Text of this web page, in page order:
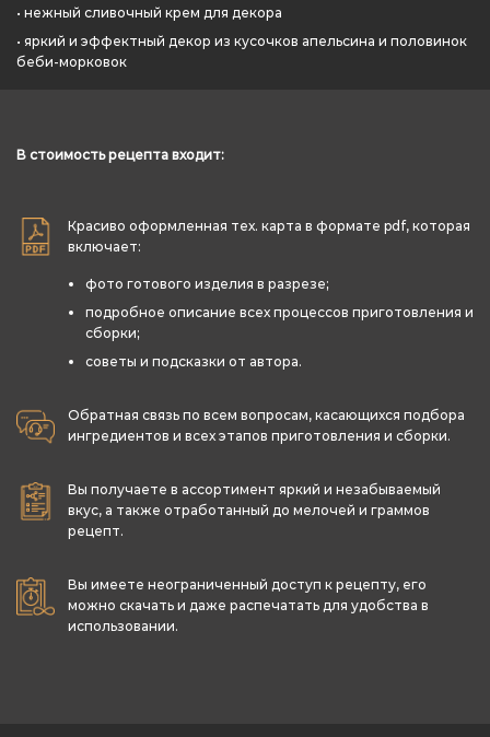
• нежный сливочный крем для декора
• яркий и эффектный декор из кусочков апельсина и половинок
беби-морковок
В стоимость рецепта входит:
Красиво оформленная тех. карта в формате pdf, которая
включает:
фото готового изделия в разрезе;
подробное описание всех процессов приготовления и
сборки;
советы и подсказки от автора.
Обратная связь по всем вопросам, касающихся подбора
ингредиентов и всех этапов приготовления и сборки.
Вы получаете в ассортимент яркий и незабываемый
вкус, а также отработанный до мелочей и граммов
рецепт.
Вы имеете неограниченный доступ к рецепту, его
можно скачать и даже распечатать для удобства в
использовании.